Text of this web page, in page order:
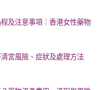
及注意事項｜香港女性藥物
宮風險、症狀及處理方法